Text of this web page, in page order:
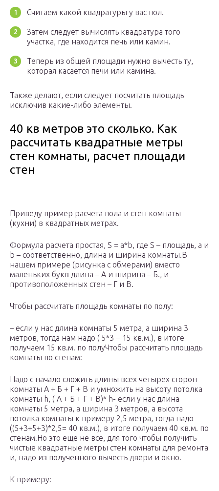
Считаем какой квадратуры у вас пол.
Затем следует вычислять квадратура того
участка, где находится печь или камин.
Теперь из общей площади нужно вычесть ту,
которая касается печи или камина.
Также делают, если следует посчитать площадь
исключив какие-либо элементы.
40 кв метров это сколько. Как
рассчитать квадратные метры
стен комнаты, расчет площади
стен
Приведу пример расчета пола и стен комнаты
(кухни) в квадратных метрах.
Формула расчета простая, S = a*b, где S – площадь, а и
b – соответственно, длина и ширина комнаты.В
нашем примере (рисунка с обмерами) вместо
маленьких букв длина – А и ширина – Б., и
противоположенных стен – Г и В.
Чтобы рассчитать площадь комнаты по полу:
– если у нас длина комнаты 5 метра, а ширина 3
метров, тогда нам надо ( 5*3 = 15 кв.м.), в итоге
получаем 15 кв.м. по полуЧтобы рассчитать площадь
комнаты по стенам:
Надо с начало сложить длины всех четырех сторон
комнаты А + Б + Г + В и умножить на высоту потолка
комнаты h, ( А + Б + Г + В)* h- если у нас длина
комнаты 5 метра, а ширина 3 метров, а высота
потолка комнаты к примеру 2,5 метра, тогда надо
((5+3+5+3)*2,5= 40 кв.м.), в итоге получаем 40 кв.м. по
стенам.Но это еще не все, для того чтобы получить
чистые квадратные метры стен комнаты для ремонта
и, надо из полученного вычесть двери и окно.
К примеру: